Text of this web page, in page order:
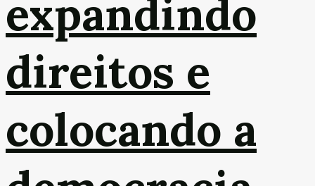
expandindo
direitos e
colocando a